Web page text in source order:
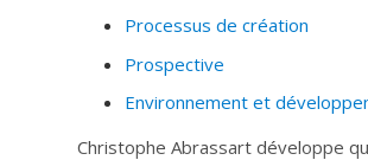
Processus de création
Prospective
Environnement et
Christophe Abrassart développe